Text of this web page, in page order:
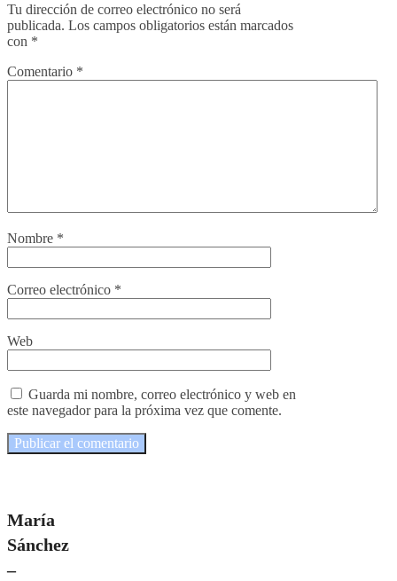
Tu dirección de correo electrónico no será
publicada. Los campos obligatorios están marcados
con *
Comentario *
Nombre *
Correo electrónico *
Web
Guarda mi nombre, correo electrónico y web en
este navegador para la próxima vez que comente.
María
Sánchez
–